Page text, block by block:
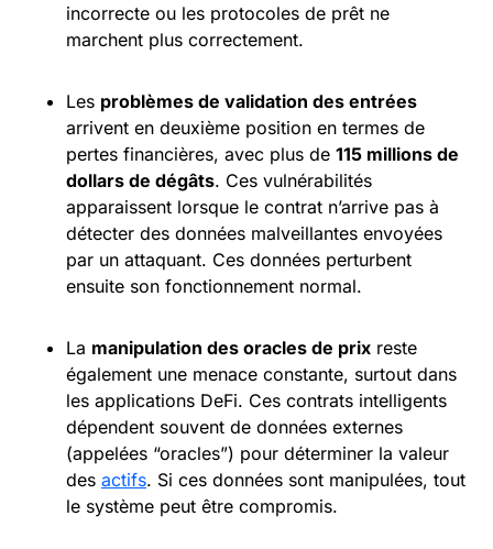
incorrecte ou les protocoles de prêt ne
marchent plus correctement.
Les problèmes de validation des entrées
arrivent en deuxième position en termes de
pertes financières, avec plus de 115 millions de
dollars de dégâts. Ces vulnérabilités
apparaissent lorsque le contrat n’arrive pas à
détecter des données malveillantes envoyées
par un attaquant. Ces données perturbent
ensuite son fonctionnement normal.
La manipulation des oracles de prix reste
également une menace constante, surtout dans
les applications DeFi. Ces contrats intelligents
dépendent souvent de données externes
(appelées “oracles”) pour déterminer la valeur
des actifs. Si ces données sont manipulées, tout
le système peut être compromis.